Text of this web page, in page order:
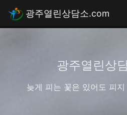
광주열린상
늦게 피는 꽃은 있어도 피
광주열린상담소.com